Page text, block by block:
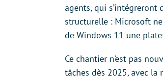
agents, qui s’intégreront
structurelle : Microsoft
de Windows 11 une
Ce chantier n’est pas
tâches dès 2025, avec